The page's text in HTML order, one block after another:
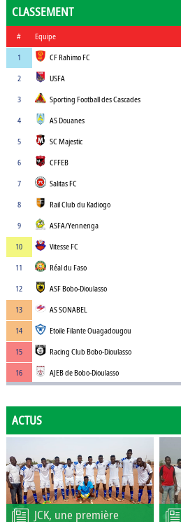
CLASSEMENT
# Equipe
1
CF Rahimo FC
2
USFA
3
Sporting Football des Cascades
4
AS Douanes
5
SC Majestic
6
CFFEB
7
Salitas FC
8
Rail Club du Kadiogo
9
ASFA/Yennenga
10
Vitesse FC
11
Réal du Faso
12
ASF Bobo-Dioulasso
13
AS SONABEL
14
Etoile Filante Ouagadougou
15
Racing Club Bobo-Dioulasso
16
AJEB de Bobo-Dioulasso
ACTUS
JCK, une première